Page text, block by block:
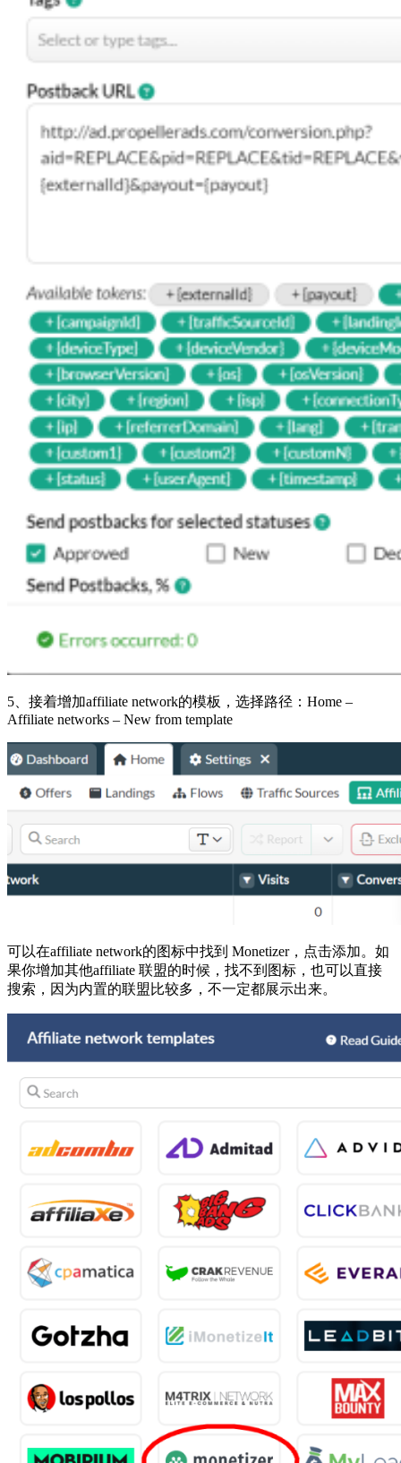
5、接着增加affiliate network的模板，选择路径：Home –
Affiliate networks – New from template
可以在affiliate network的图标中找到 Monetizer，点击添加。如
果你增加其他affiliate 联盟的时候，找不到图标，也可以直接
搜索，因为内置的联盟比较多，不一定都展示出来。